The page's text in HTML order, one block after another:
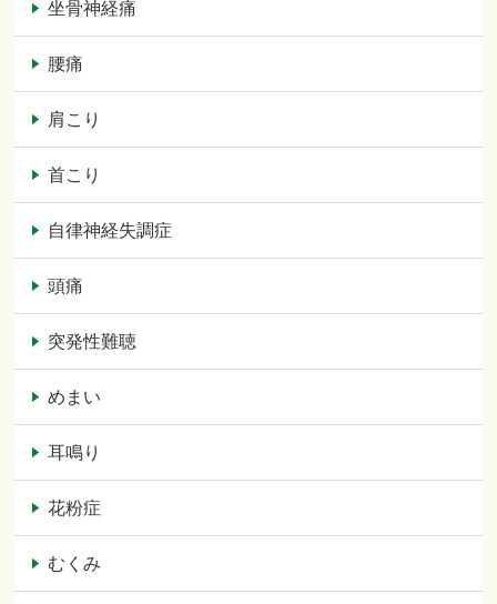
坐骨神経痛
腰痛
肩こり
首こり
自律神経失調症
頭痛
突発性難聴
めまい
耳鳴り
花粉症
むくみ